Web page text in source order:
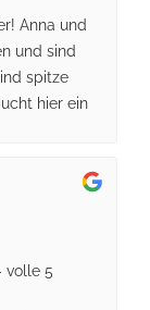
Anna und
und sind
spitze
hier ein
und guter
auf das
volle 5